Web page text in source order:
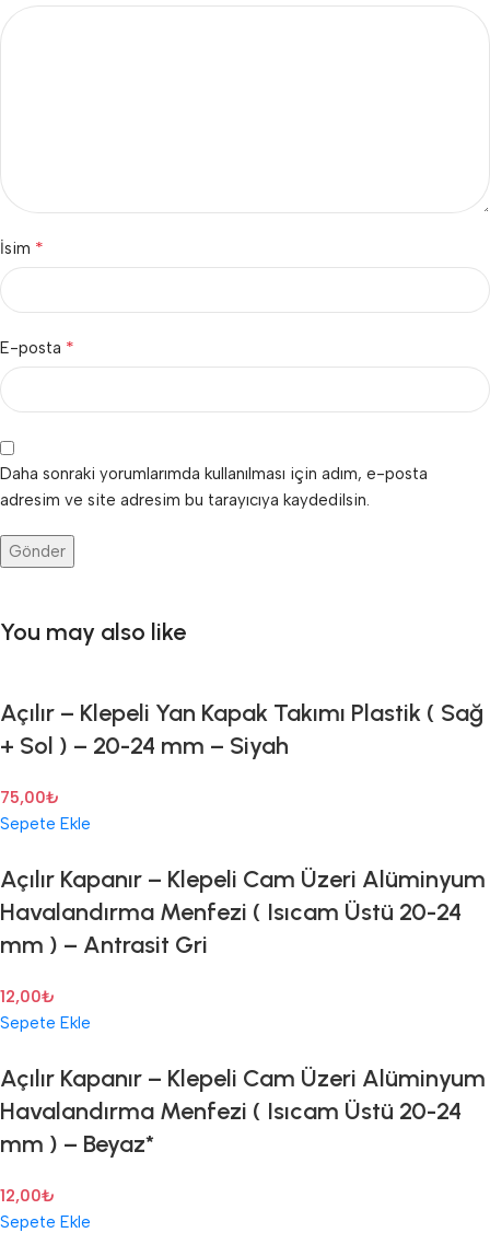
İsim *
E-posta *
Daha sonraki yorumlarımda kullanılması için adım, e-posta
adresim ve site adresim bu tarayıcıya kaydedilsin.
You may also like
Açılır – Klepeli Yan Kapak Takımı Plastik ( Sağ
+ Sol ) – 20-24 mm – Siyah
75,00₺
Sepete Ekle
Açılır Kapanır – Klepeli Cam Üzeri Alüminyum
Havalandırma Menfezi ( Isıcam Üstü 20-24
mm ) – Antrasit Gri
12,00₺
Sepete Ekle
Açılır Kapanır – Klepeli Cam Üzeri Alüminyum
Havalandırma Menfezi ( Isıcam Üstü 20-24
mm ) – Beyaz*
12,00₺
Sepete Ekle